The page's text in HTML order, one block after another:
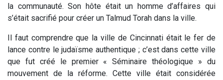
la communauté. Son hôte était un homme d’affaires qui
s’était sacrifié pour créer un Talmud Torah dans la ville.
Il faut comprendre que la ville de Cincinnati était le fer de
lance contre le judaïsme authentique ; c’est dans cette ville
que fut créé le premier « Séminaire théologique » du
mouvement de la réforme. Cette ville était considérée